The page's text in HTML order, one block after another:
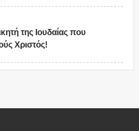
της Ιουδαίας που
Χριστός!